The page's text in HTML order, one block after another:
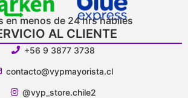
en menos de 24 hrs hábiles
AL CLIENTE
+56 9 3877 3738
contacto@vypmayorista.cl
@vyp_store.chile2